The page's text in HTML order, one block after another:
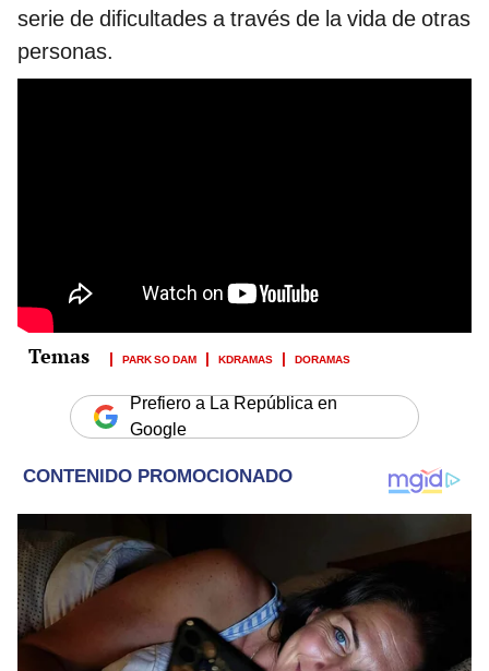
serie de dificultades a través de la vida de otras
personas.
PARK SO DAM KDRAMAS DORAMAS
Prefiero a La República en
Google